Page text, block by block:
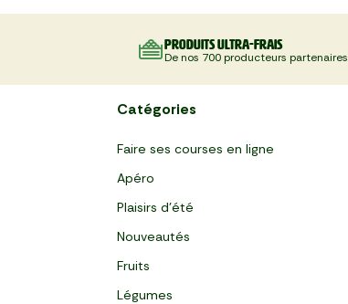
Produits ultra-frais
De nos 700 producteurs partenaires
Catégories
Faire ses courses en ligne
Apéro
Plaisirs d'été
Nouveautés
Fruits
Légumes